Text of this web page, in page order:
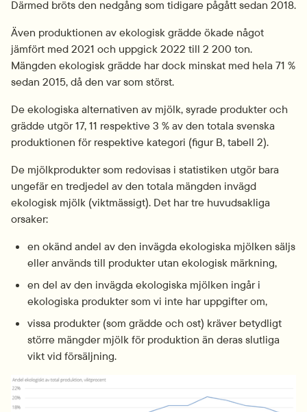
Därmed bröts den nedgång som tidigare pågått sedan 2018.
Även produktionen av ekologisk grädde ökade något
jämfört med 2021 och uppgick 2022 till 2 200 ton.
Mängden ekologisk grädde har dock minskat med hela 71 %
sedan 2015, då den var som störst.
De ekologiska alternativen av mjölk, syrade produkter och
grädde utgör 17, 11 respektive 3 % av den totala svenska
produktionen för respektive kategori (figur B, tabell 2).
De mjölkprodukter som redovisas i statistiken utgör bara
ungefär en tredjedel av den totala mängden invägd
ekologisk mjölk (viktmässigt). Det har tre huvudsakliga
orsaker:
en okänd andel av den invägda ekologiska mjölken säljs
eller används till produkter utan ekologisk märkning,
en del av den invägda ekologiska mjölken ingår i
ekologiska produkter som vi inte har uppgifter om,
vissa produkter (som grädde och ost) kräver betydligt
större mängder mjölk för produktion än deras slutliga
vikt vid försäljning.